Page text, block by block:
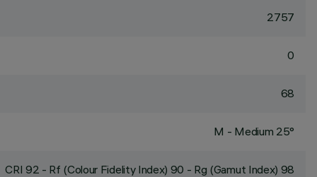
2757
0
68
M - Medium 25°
CRI 92 - Rf (Colour Fidelity Index) 90 - Rg (Gamut Index) 98